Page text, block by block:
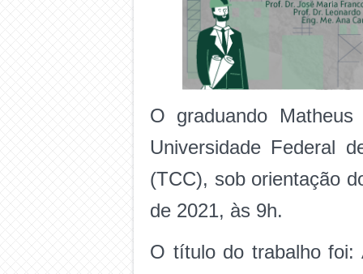
O graduando
Universidade Federal
(TCC), sob orientação
de 2021, às 9h.
O título do trabalho foi: